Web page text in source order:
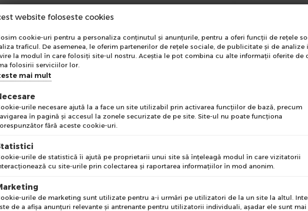
pantofi
website foloseste cookies
cookie-uri pentru a personaliza conținutul și anunțurile, pentru a oferi funcții de rețele
traficul. De asemenea, le oferim partenerilor de rețele sociale, de publicitate și de analize
la modul în care folosiți site-ul nostru. Aceștia le pot combina cu alte informații oferite de
folosirii serviciilor lor.
mai mult
urile necesare ajută la a face un site utilizabil prin activarea funcţiilor de bază, precum
în pagină şi accesul la zonele securizate de pe site. Site-ul nu poate funcţiona
fără aceste cookie-uri.
urile de statistică îi ajută pe proprietarii unui site să înţeleagă modul în care vizitatorii
cu site-urile prin colectarea şi raportarea informaţiilor în mod anonim.
urile de marketing sunt utilizate pentru a-i urmări pe utilizatori de la un site la altul.
de a afişa anunţuri relevante şi antrenante pentru utilizatorii individuali, aşadar ele sunt mai
Abonare Newsletter
Abonează-te la newsletter
pentru a primi cele mai noi